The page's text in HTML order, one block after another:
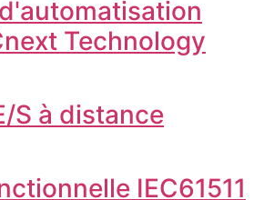
Technology
S à distance
IEC61511